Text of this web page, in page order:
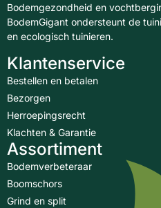
Bodemgezondheid en
BodemGigant ondersteunt de
en ecologisch tuinieren.
Klantenservice
Bestellen en betalen
Bezorgen
Herroepingsrecht
Klachten & Garantie
Assortiment
Bodemverbeteraar
Boomschors
Grind en split